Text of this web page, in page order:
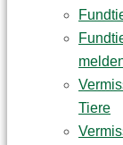
Tiere